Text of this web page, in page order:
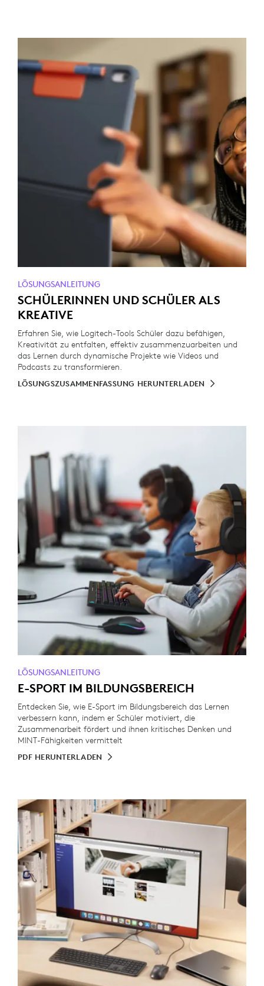
LÖSUNGSANLEITUNG
SCHÜLERINNEN UND SCHÜLER ALS
KREATIVE
Erfahren Sie, wie Logitech-Tools Schüler dazu befähigen,
Kreativität zu entfalten, effektiv zusammenzuarbeiten und
das Lernen durch dynamische Projekte wie Videos und
Podcasts zu transformieren.
LÖSUNGSZUSAMMENFASSUNG HERUNTERLADEN
LÖSUNGSANLEITUNG
E-SPORT IM BILDUNGSBEREICH
Entdecken Sie, wie E-Sport im Bildungsbereich das Lernen
verbessern kann, indem er Schüler motiviert, die
Zusammenarbeit fördert und ihnen kritisches Denken und
MINT-Fähigkeiten vermittelt
PDF HERUNTERLADEN